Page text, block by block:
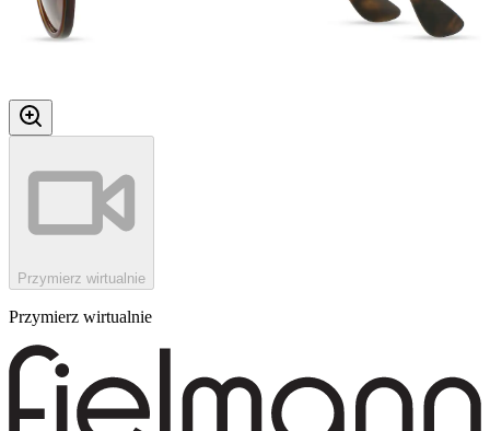
Przymierz wirtualnie
Przymierz wirtualnie